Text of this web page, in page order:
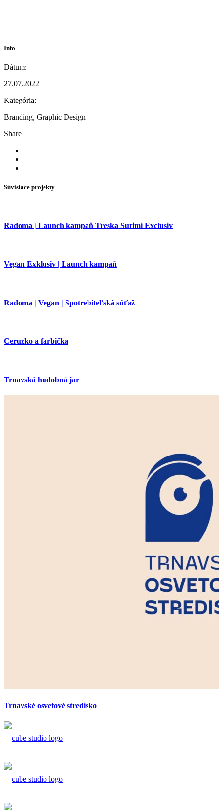
Info
Dátum:
27.07.2022
Kategória:
Branding, Graphic Design
Share
Súvisiace projekty
Radoma | Launch kampaň Treska Surimi Exclusiv
Vegan Exklusiv | Launch kampaň
Radoma | Vegan | Spotrebiteľská súťaž
Ceruzko a farbička
Trnavská hudobná jar
Trnavské osvetové stredisko